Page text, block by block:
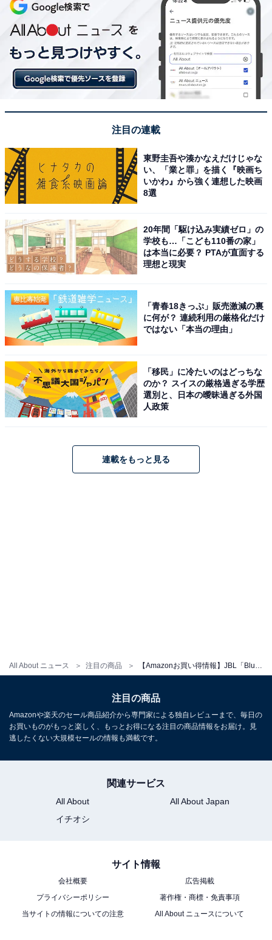
All About ニュース 注目の商品
JBL「JBLCHARGE5BLU」
ー構成/USB C充電/IP67防塵防水/パッシブラジエーター搭
載/ポータブル/2021年モデル ブルー JBLCHARGE5BLU
Amazonで見る
JBL「JBLFLIP7BLKO」
JBL FLIP 7 / ポータブルスピーカー/Bluetooth対応 /
付属/AURA CAST マルチスピーカー接続/ファンキーブラ
ック / JBLFLIP7BLKO
Amazonで見る
JBL「JBLPBENCOREESSJN」
「プライム会員」なら便利でお得な特典が全部使
い放題！
注目の連載
東野圭吾や湊かなえだけじゃな
い、「業と罪」を描く『映画ち
いかわ』から強く連想した映画
8選
20年間「駆け込み実績ゼロ」の
学校も…「こども110番の家」
は本当に必要？ PTAが直面する
理想と現実
「青春18きっぷ」販売激減の裏
に何が？ 連続利用の厳格化だけ
ではない「本当の理由」
「移民」に冷たいのはどっちな
のか？ スイスの厳格過ぎる学歴
選別と、日本の曖昧過ぎる外国
人政策
連載をもっと見る
注目の商品
Amazonや楽天のセール商品紹介から専門家による独自レビューまで、毎日の
お買いものがもっと楽しく、もっとお得になる注目の商品情報をお届け。見
逃したくない大規模セールの情報も満載です。
関連サービス
All About
All About Japan
イチオシ
サイト情報
会社概要
広告掲載
プライバシーポリシー
著作権・商標・免責事項
当サイトの情報についての注意
All About ニュースについて